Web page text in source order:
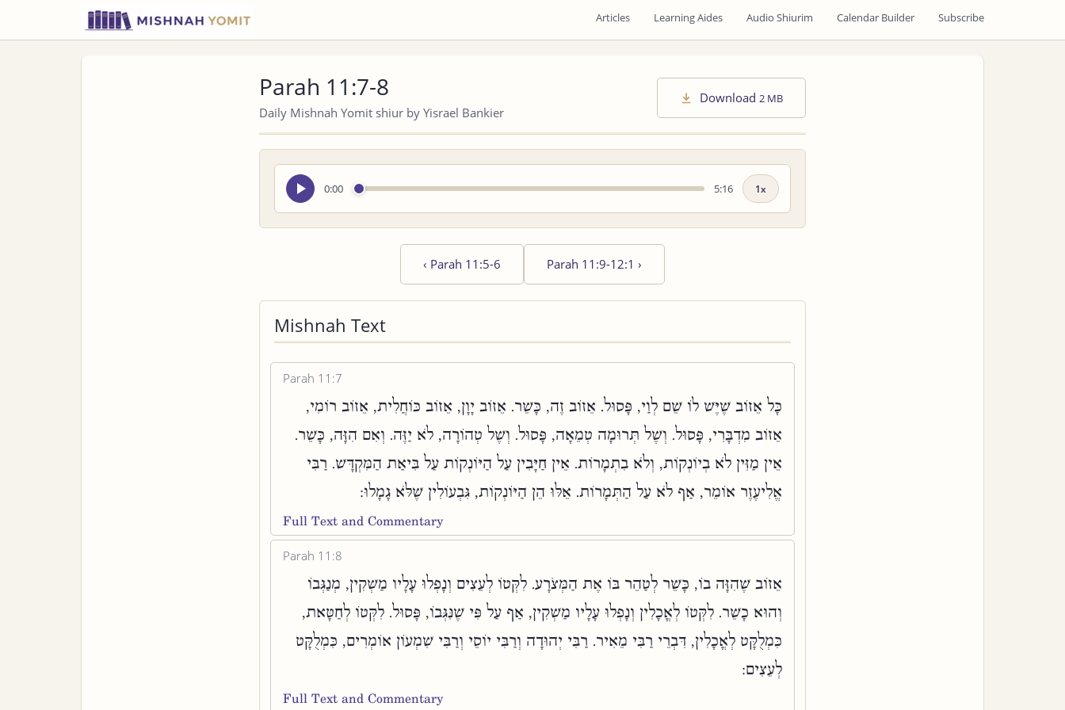
Articles Learning Aides Audio Shiurim Calendar Builder Subscribe
Parah 11:7-8
Daily Mishnah Yomit shiur by Yisrael Bankier
Download 2 MB
0:00
Seek
audio
5:16
Playback
‹ Parah 11:5-6 Parah 11:9-12:1 ›
Mishnah Text
Parah 11:7
כָּל אֵזוֹב שֶׁיֶּשׁ לוֹ שֵׁם לְוַי, פָּסוּל. אֵזוֹב זֶה, כָּשֵׁר. אֵזוֹב יָוָן, אֵזוֹב כּוֹחֲלִית, אֵזוֹב רוֹמִי,
אֵזוֹב מִדְבָּרִי, פָּסוּל. וְשֶׁל תְּרוּמָה טְמֵאָה, פָּסוּל. וְשֶׁל טְהוֹרָה, לֹא יַזֶּה. וְאִם הִזָּה, כָּשֵׁר.
אֵין מַזִּין לֹא בְיוֹנְקוֹת, וְלֹא בִתְמָרוֹת. אֵין חַיָּבִין עַל הַיּוֹנְקוֹת עַל בִּיאַת הַמִּקְדָּשׁ. רַבִּי
אֱלִיעֶזֶר אוֹמֵר, אַף לֹא עַל הַתְּמָרוֹת. אֵלּוּ הֵן הַיּוֹנְקוֹת, גִּבְעוֹלִין שֶׁלֹּא גָמָלוּ:
Full Text and Commentary
Parah 11:8
אֵזוֹב שֶׁהִזָּה בוֹ, כָּשֵׁר לְטַהֵר בּוֹ אֶת הַמְּצֹרָע. לִקְּטוֹ לְעֵצִים וְנָפְלוּ עָלָיו מַשְׁקִין, מְנַגְּבוֹ
וְהוּא כָשֵׁר. לִקְּטוֹ לְאֳכָלִין וְנָפְלוּ עָלָיו מַשְׁקִין, אַף עַל פִּי שֶׁנִּגְּבוֹ, פָּסוּל. לִקְּטוֹ לְחַטָּאת,
כִּמְלֻקָּט לְאֳכָלִין, דִּבְרֵי רַבִּי מֵאִיר. רַבִּי יְהוּדָה וְרַבִּי יוֹסֵי וְרַבִּי שִׁמְעוֹן אוֹמְרִים, כִּמְלֻקָּט
לְעֵצִים:
Full Text and Commentary